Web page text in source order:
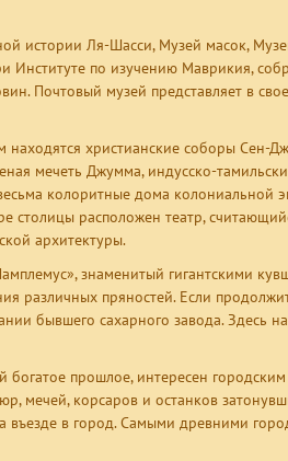
истории Ля-Шасси, Музей масок,
Институте по изучению Маврикия,
Почтовый музей представляет в
христианские соборы Сен-
мечеть Джумма, индусско-
колоритные дома колониальной
столицы расположен театр,
архитектуры.
знаменитый гигантскими
различных пряностей. Если
бывшего сахарного завода. Здесь
прошлое, интересен
мечей, корсаров и останков
въезде в город. Самыми древними